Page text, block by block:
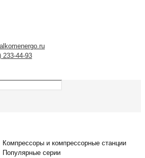
233-44-93
Компрессоры и компрессорные станции
Популярные серии